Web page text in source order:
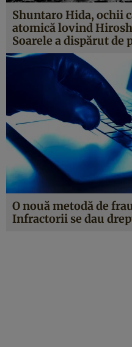
Shuntaro Hida, ochii
atomică lovind
Soarele a dispărut de
O nouă metodă de
Infractorii se dau